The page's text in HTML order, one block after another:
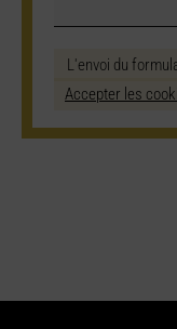
L'envoi du
Accepter les